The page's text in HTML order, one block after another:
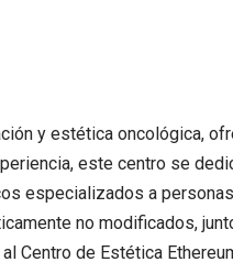
y estética oncológica,
este centro se
especializados a
no modificados,
Centro de Estética